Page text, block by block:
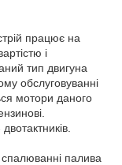
працює на
і
тип двигуна
обслуговуванні
мотори даного
палива